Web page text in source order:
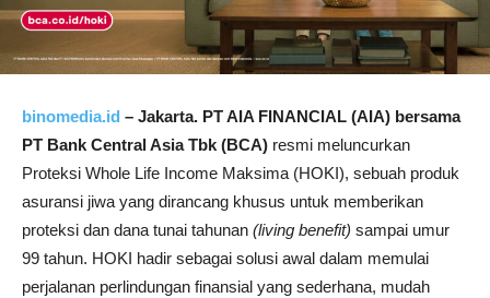
binomedia.id – Jakarta. PT AIA FINANCIAL (AIA) bersama
PT Bank Central Asia Tbk (BCA) resmi meluncurkan
Proteksi Whole Life Income Maksima (HOKI), sebuah produk
asuransi jiwa yang dirancang khusus untuk memberikan
proteksi dan dana tunai tahunan (living benefit) sampai umur
99 tahun. HOKI hadir sebagai solusi awal dalam memulai
perjalanan perlindungan finansial yang sederhana, mudah